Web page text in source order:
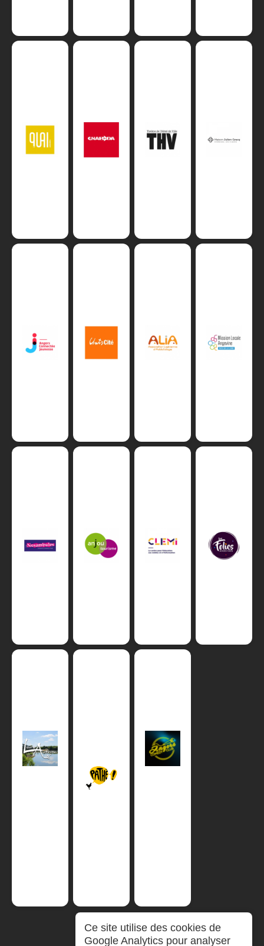
Ce site utilise des cookies de
Google Analytics pour analyser